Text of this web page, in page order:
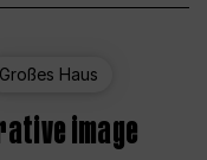
Großes Haus
image